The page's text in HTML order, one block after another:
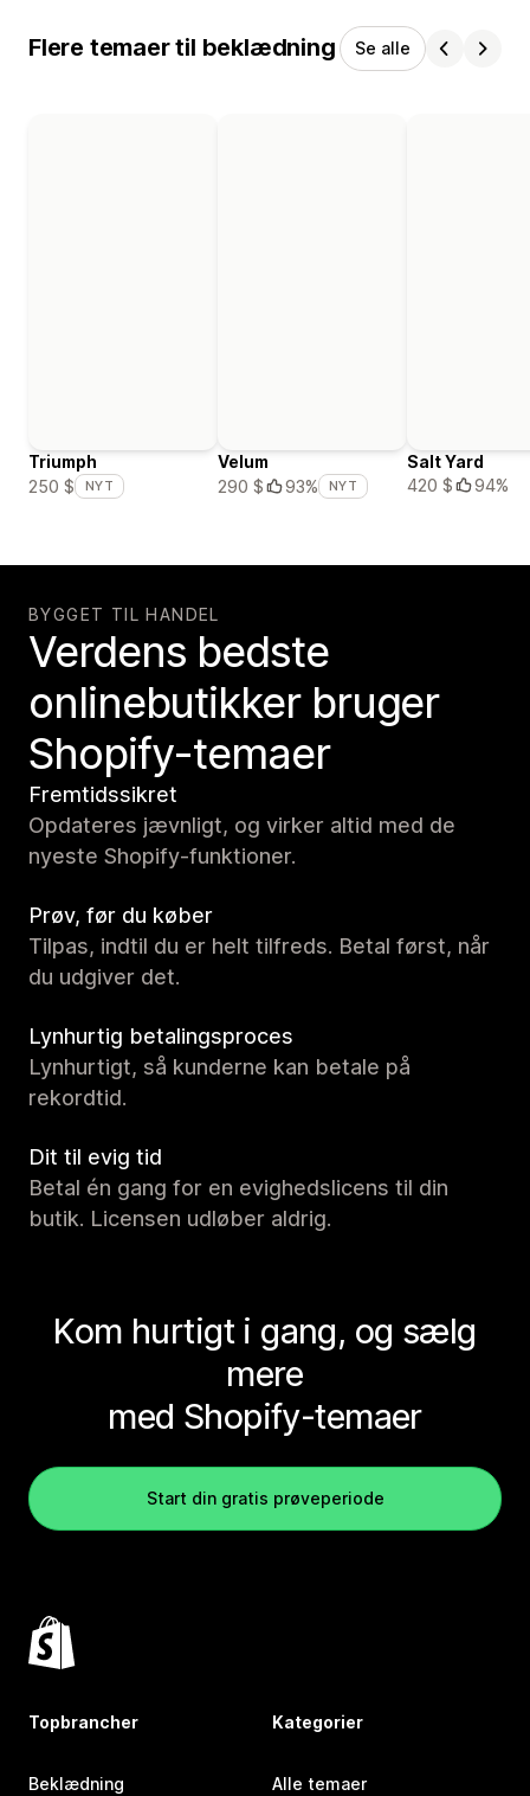
Flere temaer til beklædning Se alle
Triumph
250 $
NYT
Velum
290 $
93% NYT
Salt Yard
420 $
94%
BYGGET TIL HANDEL
Verdens bedste
onlinebutikker bruger
Shopify-temaer
Fremtidssikret
Opdateres jævnligt, og virker altid med de
nyeste Shopify-funktioner.
Prøv, før du køber
Tilpas, indtil du er helt tilfreds. Betal først, når
du udgiver det.
Lynhurtig betalingsproces
Lynhurtigt, så kunderne kan betale på
rekordtid.
Dit til evig tid
Betal én gang for en evighedslicens til din
butik. Licensen udløber aldrig.
Kom hurtigt i gang, og sælg
mere
med Shopify-temaer
Start din gratis prøveperiode
Topbrancher
Beklædning
Kategorier
Alle temaer